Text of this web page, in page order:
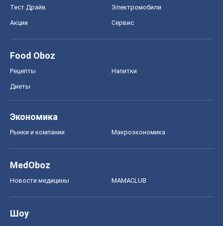
Тест Драйв Электромобили
Акции Сервис
Food Oboz
Рецепты Напитки
Диеты
Экономика
Рынки и компании Mакроэкономика
MedOboz
Новости медицины MAMACLUB
Шоу